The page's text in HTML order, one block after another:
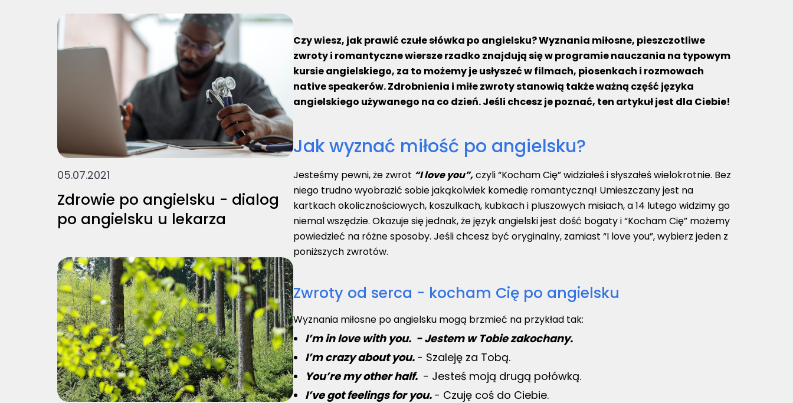
05.07.2021
Zdrowie po angielsku - dialog
po angielsku u lekarza
Czy wiesz, jak prawić czułe słówka po angielsku? Wyznania miłosne, pieszczotliwe
zwroty i romantyczne wiersze rzadko znajdują się w programie nauczania na typowym
kursie angielskiego, za to możemy je usłyszeć w filmach, piosenkach i rozmowach
native speakerów. Zdrobnienia i miłe zwroty stanowią także ważną część języka
angielskiego używanego na co dzień. Jeśli chcesz je poznać, ten artykuł jest dla Ciebie!
Jak wyznać miłość po angielsku?
Jesteśmy pewni, że zwrot “I love you”,czyli “Kocham Cię” widziałeś i słyszałeś wielokrotnie. Bez
niego trudno wyobrazić sobie jakąkolwiek komedię romantyczną! Umieszczany jest na
kartkach okolicznościowych, koszulkach, kubkach i pluszowych misiach, a 14 lutego widzimy go
niemal wszędzie. Okazuje się jednak, że język angielski jest dość bogaty i “Kocham Cię” możemy
powiedzieć na różne sposoby. Jeśli chcesz być oryginalny, zamiast “I love you”, wybierz jeden z
poniższych zwrotów.
Zwroty od serca - kocham Cię po angielsku
Wyznania miłosne po angielsku mogą brzmieć na przykład tak:
I’m in love with you. - Jestem w Tobie zakochany.
I’m crazy about you. - Szaleję za Tobą.
You’re my other half. - Jesteś moją drugą połówką.
I’ve got feelings for you. - Czuję coś do Ciebie.